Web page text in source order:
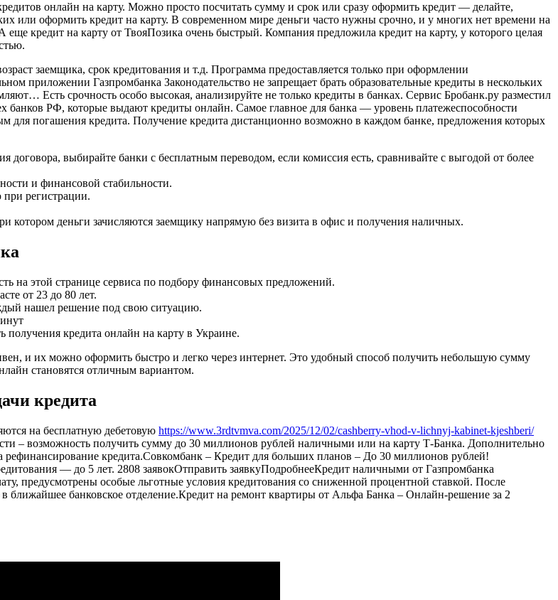
онлайн на карту. Можно просто посчитать сумму и срок или сразу оформить кредит — делайте,
или оформить кредит на карту. В современном мире деньги часто нужны срочно, и у многих нет времени на
еще кредит на карту от ТвояПозика очень быстрый. Компания предложила кредит на карту, у которого целая
заемщика, срок кредитования и т.д. Программа предоставляется только при оформлении
приложении Газпромбанка Законодательство не запрещает брать образовательные кредиты в нескольких
Есть срочность особо высокая, анализируйте не только кредиты в банках. Сервис Бробанк.ру разместил
банков РФ, которые выдают кредиты онлайн. Самое главное для банка — уровень платежеспособности
для погашения кредита. Получение кредита дистанционно возможно в каждом банке, предложения которых
договора, выбирайте банки с бесплатным переводом, если комиссия есть, сравнивайте с выгодой от более
и финансовой стабильности.
при регистрации.
котором деньги зачисляются заемщику напрямую без визита в офис и получения наличных.
на этой странице сервиса по подбору финансовых предложений.
от 23 до 80 лет.
нашел решение под свою ситуацию.
получения кредита онлайн на карту в Украине.
и их можно оформить быстро и легко через интернет. Это удобный способ получить небольшую сумму
становятся отличным вариантом.
кредита
на бесплатную дебетовую https://www.3rdtvmva.com/2025/12/02/cashberry-vhod-v-lichnyj-kabinet-kjeshberi/
– возможность получить сумму до 30 миллионов рублей наличными или на карту Т-Банка. Дополнительно
кредита.Совкомбанк – Кредит для больших планов – До 30 миллионов рублей!
— до 5 лет. 2808 заявокОтправить заявкуПодробнееКредит наличными от Газпромбанка
предусмотрены особые льготные условия кредитования со сниженной процентной ставкой. После
в ближайшее банковское отделение.Кредит на ремонт квартиры от Альфа Банка – Онлайн-решение за 2